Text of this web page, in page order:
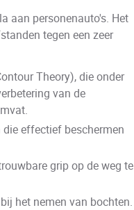
aan personenauto's. Het
tegen een zeer
Theory), die onder
van de
effectief beschermen
grip op de weg te
het nemen van bochten.